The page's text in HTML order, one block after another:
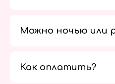
Можно ночью или
Как оплатить?